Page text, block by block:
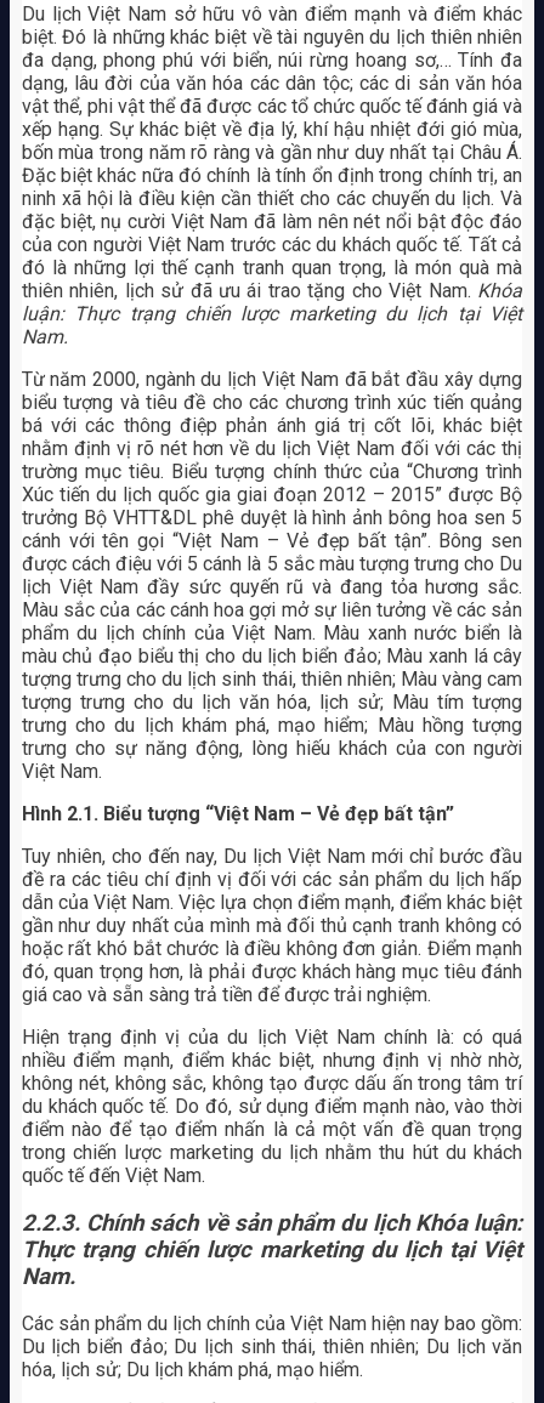
Du lịch Việt Nam sở hữu vô vàn điểm mạnh và điểm khác
biệt. Đó là những khác biệt về tài nguyên du lịch thiên nhiên
đa dạng, phong phú với biển, núi rừng hoang sơ,… Tính đa
dạng, lâu đời của văn hóa các dân tộc; các di sản văn hóa
vật thể, phi vật thể đã được các tổ chức quốc tế đánh giá và
xếp hạng. Sự khác biệt về địa lý, khí hậu nhiệt đới gió mùa,
bốn mùa trong năm rõ ràng và gần như duy nhất tại Châu Á.
Đặc biệt khác nữa đó chính là tính ổn định trong chính trị, an
ninh xã hội là điều kiện cần thiết cho các chuyến du lịch. Và
đặc biệt, nụ cười Việt Nam đã làm nên nét nổi bật độc đáo
của con người Việt Nam trước các du khách quốc tế. Tất cả
đó là những lợi thế cạnh tranh quan trọng, là món quà mà
thiên nhiên, lịch sử đã ưu ái trao tặng cho Việt Nam. Khóa
luận: Thực trạng chiến lược marketing du lịch tại Việt
Nam.
Từ năm 2000, ngành du lịch Việt Nam đã bắt đầu xây dựng
biểu tượng và tiêu đề cho các chương trình xúc tiến quảng
bá với các thông điệp phản ánh giá trị cốt lõi, khác biệt
nhằm định vị rõ nét hơn về du lịch Việt Nam đối với các thị
trường mục tiêu. Biểu tượng chính thức của “Chương trình
Xúc tiến du lịch quốc gia giai đoạn 2012 – 2015” được Bộ
trưởng Bộ VHTT&DL phê duyệt là hình ảnh bông hoa sen 5
cánh với tên gọi “Việt Nam – Vẻ đẹp bất tận”. Bông sen
được cách điệu với 5 cánh là 5 sắc màu tượng trưng cho Du
lịch Việt Nam đầy sức quyến rũ và đang tỏa hương sắc.
Màu sắc của các cánh hoa gợi mở sự liên tưởng về các sản
phẩm du lịch chính của Việt Nam. Màu xanh nước biển là
màu chủ đạo biểu thị cho du lịch biển đảo; Màu xanh lá cây
tượng trưng cho du lịch sinh thái, thiên nhiên; Màu vàng cam
tượng trưng cho du lịch văn hóa, lịch sử; Màu tím tượng
trưng cho du lịch khám phá, mạo hiểm; Màu hồng tượng
trưng cho sự năng động, lòng hiếu khách của con người
Việt Nam.
Hình 2.1. Biểu tượng “Việt Nam – Vẻ đẹp bất tận”
Tuy nhiên, cho đến nay, Du lịch Việt Nam mới chỉ bước đầu
đề ra các tiêu chí định vị đối với các sản phẩm du lịch hấp
dẫn của Việt Nam. Việc lựa chọn điểm mạnh, điểm khác biệt
gần như duy nhất của mình mà đối thủ cạnh tranh không có
hoặc rất khó bắt chước là điều không đơn giản. Điểm mạnh
đó, quan trọng hơn, là phải được khách hàng mục tiêu đánh
giá cao và sẵn sàng trả tiền để được trải nghiệm.
Hiện trạng định vị của du lịch Việt Nam chính là: có quá
nhiều điểm mạnh, điểm khác biệt, nhưng định vị nhờ nhờ,
không nét, không sắc, không tạo được dấu ấn trong tâm trí
du khách quốc tế. Do đó, sử dụng điểm mạnh nào, vào thời
điểm nào để tạo điểm nhấn là cả một vấn đề quan trọng
trong chiến lược marketing du lịch nhằm thu hút du khách
quốc tế đến Việt Nam.
2.2.3. Chính sách về sản phẩm du lịch Khóa luận:
Thực trạng chiến lược marketing du lịch tại Việt
Nam.
Các sản phẩm du lịch chính của Việt Nam hiện nay bao gồm:
Du lịch biển đảo; Du lịch sinh thái, thiên nhiên; Du lịch văn
hóa, lịch sử; Du lịch khám phá, mạo hiểm.